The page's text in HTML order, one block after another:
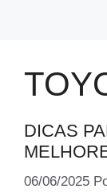
DICAS
06/06/2025